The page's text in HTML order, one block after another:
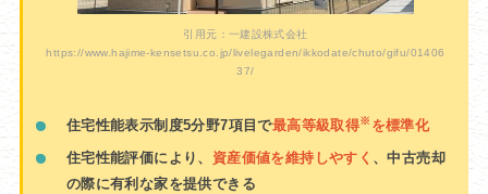
引用元：一建設株式会社
https://www.hajime-kensetsu.co.jp/livelegarden/ikkodate/chuto/gifu/01406
37/
住宅性能表示制度5分野7項目で最高等級取得※ を標準化
住宅性能評価により、 資産価値を維持しやすく 、中古売却
の際に有利な家を提供できる